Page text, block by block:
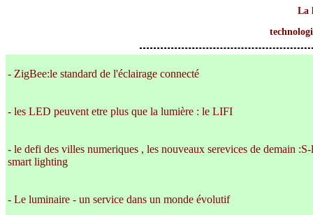
La
- ZigBee:le standard de l'éclairage connecté
- les LED peuvent etre plus que la lumière : le LIFI
- le defi des villes numeriques , les nouveaux serevices de demain
smart lighting
- Le luminaire - un service dans un monde évolutif